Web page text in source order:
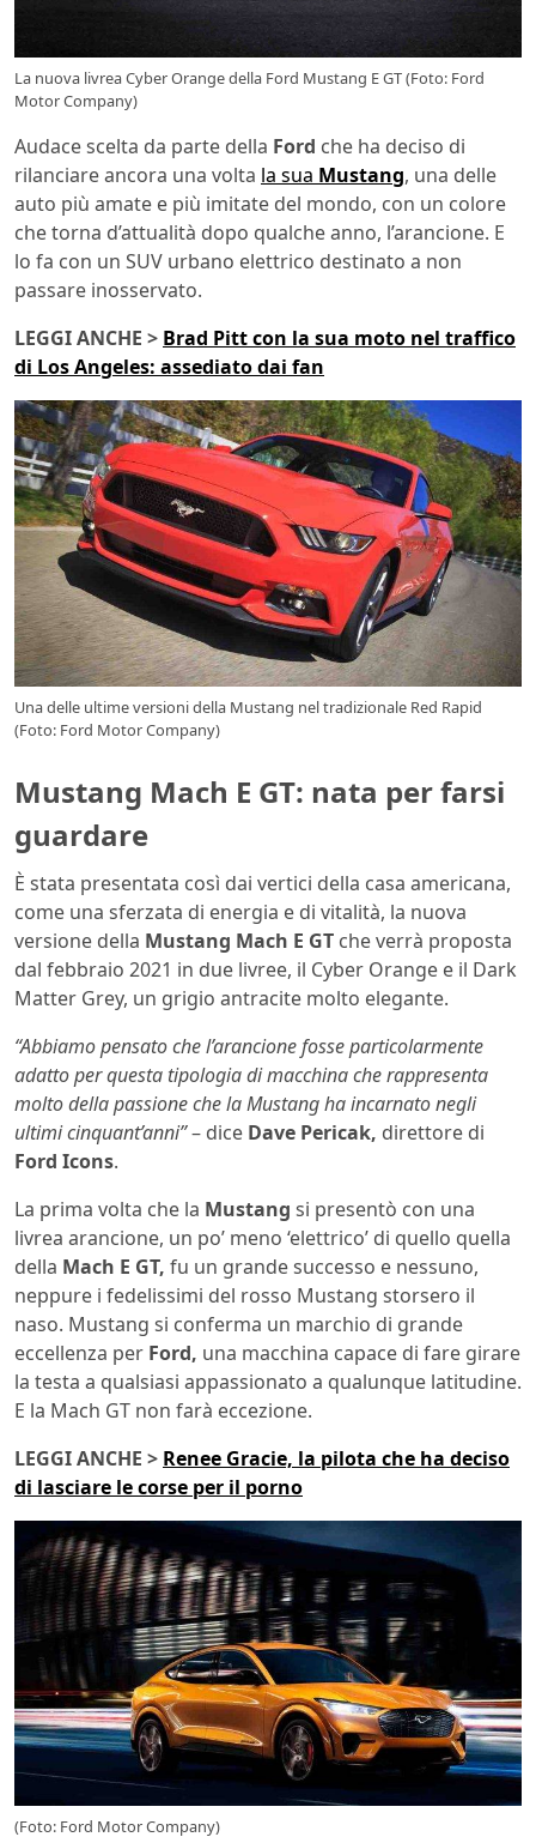
La nuova livrea Cyber Orange della Ford Mustang E GT (Foto: Ford
Motor Company)
Audace scelta da parte della Ford che ha deciso di
rilanciare ancora una volta la sua Mustang, una delle
auto più amate e più imitate del mondo, con un colore
che torna d’attualità dopo qualche anno, l’arancione. E
lo fa con un SUV urbano elettrico destinato a non
passare inosservato.
LEGGI ANCHE > Brad Pitt con la sua moto nel traffico
di Los Angeles: assediato dai fan
Una delle ultime versioni della Mustang nel tradizionale Red Rapid
(Foto: Ford Motor Company)
Mustang Mach E GT: nata per farsi
guardare
È stata presentata così dai vertici della casa americana,
come una sferzata di energia e di vitalità, la nuova
versione della Mustang Mach E GT che verrà proposta
dal febbraio 2021 in due livree, il Cyber Orange e il Dark
Matter Grey, un grigio antracite molto elegante.
“Abbiamo pensato che l’arancione fosse particolarmente
adatto per questa tipologia di macchina che rappresenta
molto della passione che la Mustang ha incarnato negli
ultimi cinquant’anni”– dice Dave Pericak, direttore di
Ford Icons.
La prima volta che la Mustang si presentò con una
livrea arancione, un po’ meno ‘elettrico’ di quello quella
della Mach E GT, fu un grande successo e nessuno,
neppure i fedelissimi del rosso Mustang storsero il
naso. Mustang si conferma un marchio di grande
eccellenza per Ford, una macchina capace di fare girare
la testa a qualsiasi appassionato a qualunque latitudine.
E la Mach GT non farà eccezione.
LEGGI ANCHE > Renee Gracie, la pilota che ha deciso
di lasciare le corse per il porno
(Foto: Ford Motor Company)